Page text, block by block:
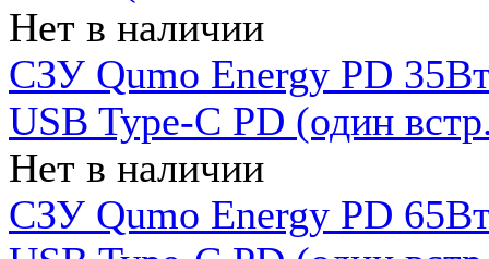
Нет в наличии
СЗУ Qumo Energy PD
USB Type-C PD (один
Нет в наличии
СЗУ Qumo Energy PD